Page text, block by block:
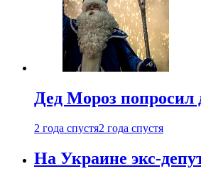
Дед Мороз попросил
2 года спустя2 года спустя
На Украине экс-